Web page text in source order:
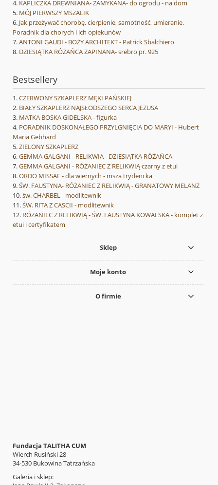
KAPLICZKA DREWNIANA- ZAMYKANA- do ogrodu - na dom
MÓJ PIERWSZY MSZALIK
Jak przeżywać chorobę, cierpienie, samotność, umieranie.
Poradnik dla chorych i ich opiekunów
ANTONI GAUDI - BOŻY ARCHITEKT - Patrick Sbalchiero
DZIESIĄTKA RÓŻAŃCA ZAPINANA- srebro pr. 925
Bestsellery
CZERWONY SZKAPLERZ MĘKI PAŃSKIEJ
BIAŁY SZKAPLERZ NAJSŁODSZEGO SERCA JEZUSA
MATKA BOSKA GIDELSKA - figurka
PORADNIK DOSKONAŁEGO PRZYLGNIĘCIA DO MARYI - Hubert
Maria Gebhard
ZIELONY SZKAPLERZ
GEMMA GALGANI - RELIKWIA - DZIESIĄTKA RÓŻAŃCA
GEMMA GALGANI - RÓŻANIEC Z RELIKWIĄ czarny z etui
ORDO MISSAE - dla wiernych - msza trydencka
ŚW. FAUSTYNA- RÓŻANIEC Z RELIKWIĄ - GRANATOWY MELANŻ
św. CHARBEL - modlitewnik
ŚW. RITA Z CASCII - modlitewnik
RÓŻANIEC Z RELIKWIĄ - ŚW. FAUSTYNA KOWALSKA - komplet z
etui i certyfikatem
Sklep
Moje konto
O firmie
Fundacja TALITHA CUM
Wierch Rusiński 28
34-530 Bukowina Tatrzańska
Galeria i sklep: